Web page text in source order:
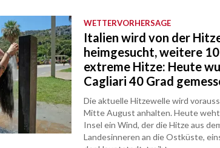
WETTERVORHERSAGE
Italien wird von der
heimgesucht, weitere
extreme Hitze: Heute
Cagliari 40 Grad
Die aktuelle Hitzewelle wird
Mitte August anhalten. Heute
Insel ein Wind, der die Hitze aus
Landesinneren an die Ostküste,